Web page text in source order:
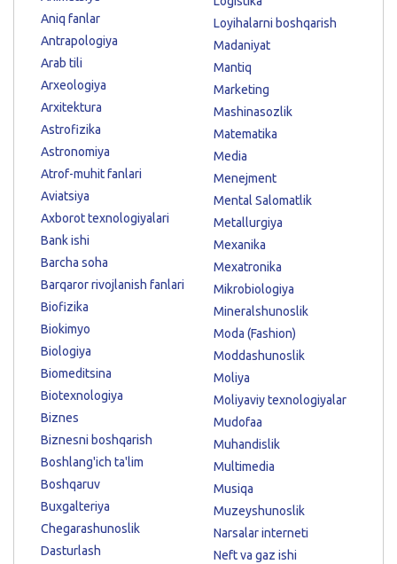
Aniq fanlar
Antrapologiya
Arab tili
Arxeologiya
Arxitektura
Astrofizika
Astronomiya
Atrof-muhit fanlari
Aviatsiya
Axborot texnologiyalari
Bank ishi
Barcha soha
Barqaror rivojlanish fanlari
Biofizika
Biokimyo
Biologiya
Biomeditsina
Biotexnologiya
Biznes
Biznesni boshqarish
Boshlang'ich ta'lim
Boshqaruv
Buxgalteriya
Chegarashunoslik
Dasturlash
Loyihalarni boshqarish
Madaniyat
Mantiq
Marketing
Mashinasozlik
Matematika
Media
Menejment
Mental Salomatlik
Metallurgiya
Mexanika
Mexatronika
Mikrobiologiya
Mineralshunoslik
Moda (Fashion)
Moddashunoslik
Moliya
Moliyaviy texnologiyalar
Mudofaa
Muhandislik
Multimedia
Musiqa
Muzeyshunoslik
Narsalar interneti
Neft va gaz ishi